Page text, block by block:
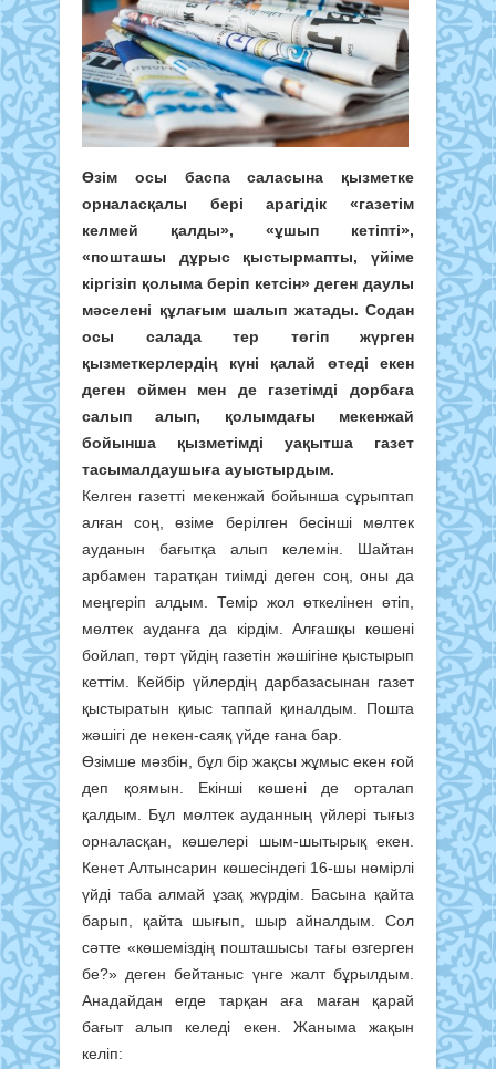
Өзім осы баспа саласына қызметке
орналасқалы бері арагідік «газетім
келмей қалды», «ұшып кетіпті»,
«пошташы дұрыс қыстырмапты, үйіме
кіргізіп қолыма беріп кетсін» деген даулы
мәселені құлағым шалып жатады. Содан
осы салада тер төгіп жүрген
қызметкерлердің күні қалай өтеді екен
деген оймен мен де газетімді дорбаға
салып алып, қолымдағы мекенжай
бойынша қызметімді уақытша газет
тасымалдаушыға ауыстырдым.
Келген газетті мекенжай бойынша сұрыптап
алған соң, өзіме берілген бесінші мөлтек
ауданын бағытқа алып келемін. Шайтан
арбамен таратқан тиімді деген соң, оны да
меңгеріп алдым. Темір жол өткелінен өтіп,
мөлтек ауданға да кірдім. Алғашқы көшені
бойлап, төрт үйдің газетін жәшігіне қыстырып
кеттім. Кейбір үйлердің дарбазасынан газет
қыстыратын қиыс таппай қиналдым. Пошта
жәшігі де некен-саяқ үйде ғана бар.
Өзімше мәзбін, бұл бір жақсы жұмыс екен ғой
деп қоямын. Екінші көшені де орталап
қалдым. Бұл мөлтек ауданның үйлері тығыз
орналасқан, көшелері шым-шытырық екен.
Кенет Алтынсарин көшесіндегі 16-шы нөмірлі
үйді таба алмай ұзақ жүрдім. Басына қайта
барып, қайта шығып, шыр айналдым. Сол
сәтте «көшеміздің пошташысы тағы өзгерген
бе?» деген бейтаныс үнге жалт бұрылдым.
Анадайдан егде тарқан аға маған қарай
бағыт алып келеді екен. Жаныма жақын
келіп: